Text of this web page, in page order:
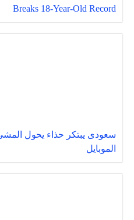
Breaks 18-Year-Old Record
سعودى يبتكر حذاء يحول
الموبايل